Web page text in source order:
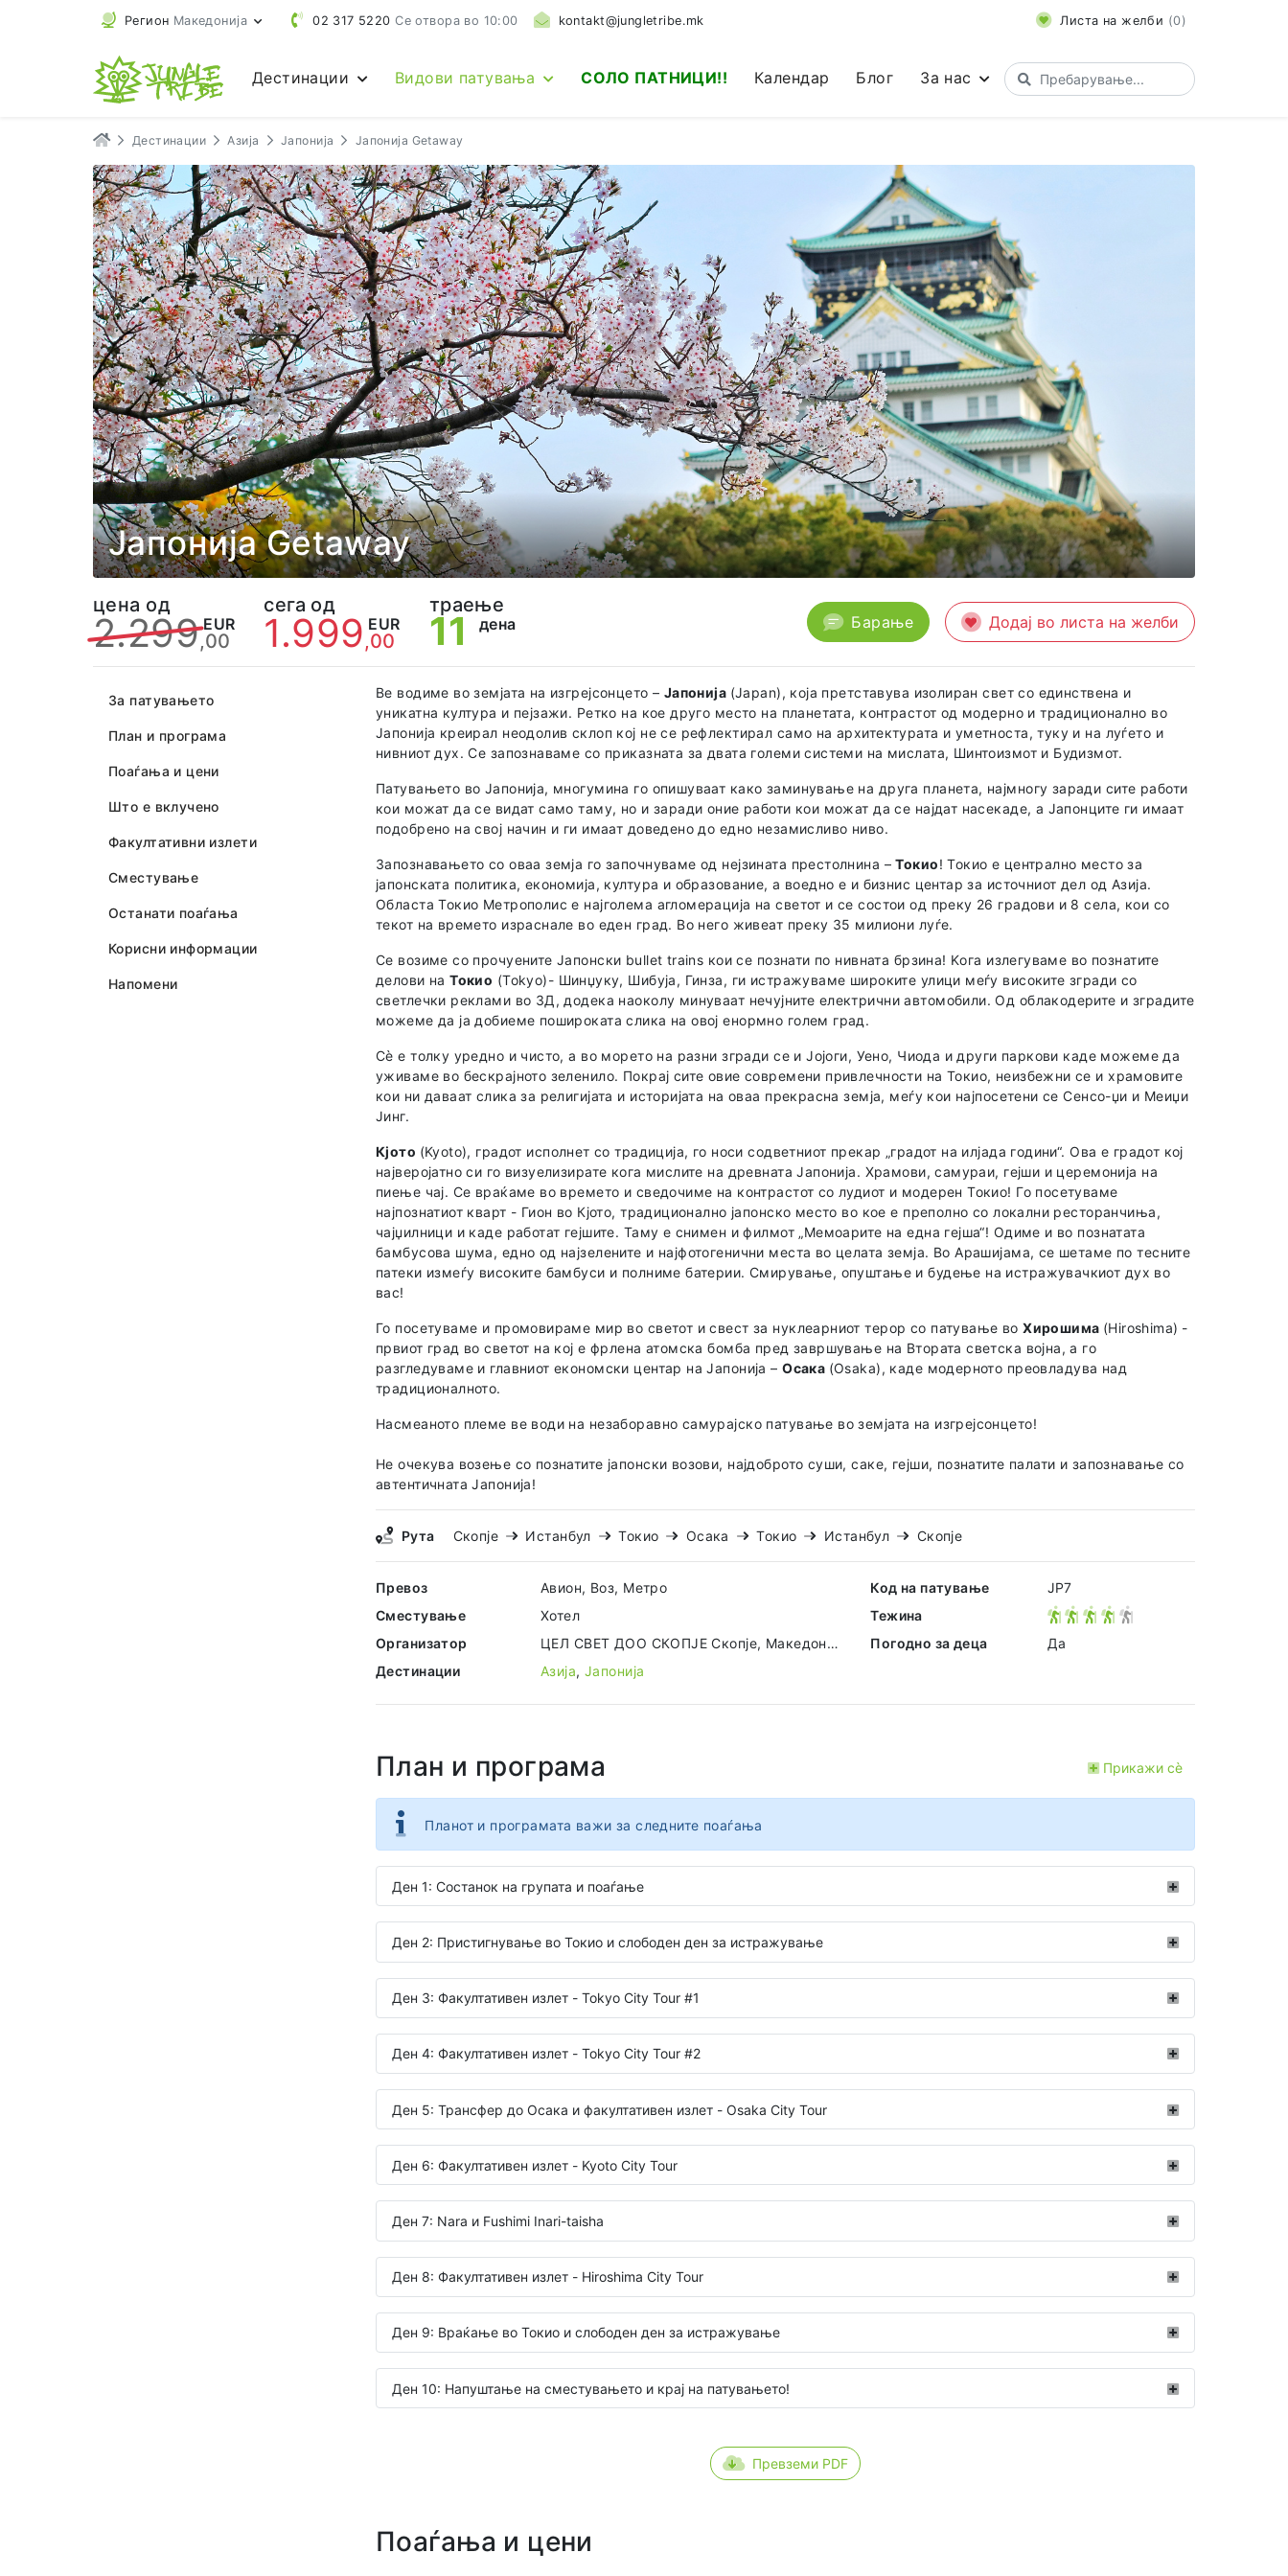
Регион Македонија 02 317 5220 Се отвора во 10:00 kontakt@jungletribe.mk Листа на желби (0)
Дестинации Видови патувања СОЛО ПАТНИЦИ!! Календар Блог За нас
Дестинации Азија Јапонија Јапонија Getaway
Јапонија Getaway
цена од
2.299 EUR
,00
сега од
1.999 EUR
,00
траење
11 дена Барање Додај во листа на желби
За патувањето
План и програма
Поаѓања и цени
Што е вклучено
Факултативни излети
Сместување
Останати поаѓања
Корисни информации
Напомени
Ве водиме во земјата на изгрејсонцето – Јапонија (Japan), која претставува изолиран свет со единствена и
уникатна култура и пејзажи. Ретко на кое друго место на планетата, контрастот од модерно и традиционално во
Јапонија креирал неодолив склоп кој не се рефлектирал само на архитектурата и уметноста, туку и на луѓето и
нивниот дух. Се запознаваме со приказната за двата големи системи на мислата, Шинтоизмот и Будизмот.
Патувањето во Јапонија, многумина го опишуваат како заминување на друга планета, најмногу заради сите работи
кои можат да се видат само таму, но и заради оние работи кои можат да се најдат насекаде, а Јапонците ги имаат
подобрено на свој начин и ги имаат доведено до едно незамисливо ниво.
Запознавањето со оваа земја го започнуваме од нејзината престолнина –Токио! Токио е централно место за
јапонската политика, економија, култура и образование, а воедно е и бизнис центар за источниот дел од Азија.
Областа Токио Метрополис е најголема агломерација на светот и се состои од преку 26 градови и 8 села, кои со
текот на времето израснале во еден град. Во него живеат преку 35 милиони луѓе.
Се возиме со прочуените Јапонски bullet trains кои се познати по нивната брзина! Kога излегуваме во познатите
делови наТокио (Tokyo)- Шинџуку, Шибуја, Гинза, ги истражуваме широките улици меѓу високите згради со
светлечки реклами во 3Д, додека наоколу минуваат нечујните електрични автомобили. Од облакодерите и зградите
можеме да ја добиеме пошироката слика на овој енормно голем град.
Сè е толку уредно и чисто, а во морето на разни згради се и Јојоги, Уено, Чиода и други паркови каде можеме да
уживаме во бескрајното зеленило. Покрај сите овие современи привлечности на Токио, неизбежни се и храмовите
кои ни даваат слика за религијата и историјата на оваа прекрасна земја, меѓу кои најпосетени се Сенсо-џи и Меиџи
Јинг.
Кјото (Kyoto), градот исполнет со традиција, го носи содветниот прекар „градот на илјада години“. Ова е градот кој
најверојатно си го визуелизирате кога мислите на древната Јапонија. Храмови, самураи, гејши и церемонија на
пиење чај. Се враќаме во времето и сведочиме на контрастот со лудиот и модерен Токио! Го посетуваме
најпознатиот кварт - Гион во Кјото, традиционално јапонско место во кое е преполно со локални ресторанчиња,
чајџилници и каде работат гејшите. Таму е снимен и филмот „Мемоарите на една гејша“! Одиме и во познатата
бамбусова шума, едно од најзелените и најфотогенични места во целата земја. Во Арашијама, се шетаме по тесните
патеки измеѓу високите бамбуси и полниме батерии. Смирување, опуштање и будење на истражувачкиот дух во
вас!
Го посетуваме и промовираме мир во светот и свест за нуклеарниот терор со патување воХирошима (Hiroshima) -
првиот град во светот на кој е фрлена атомска бомба пред завршување на Втората светска војна, а го
разгледуваме и главниот економски центар на Јапонија –Осака (Osaka), каде модерното преовладува над
традиционалното.
Насмеаното племе ве води на незаборавно самурајско патување во земјата на изгрејсонцето!
Не очекува возење со познатите јапонски возови, најдоброто суши, саке, гејши, познатите палати и запознавање со
автентичната Јапонија!
Рута Скопје Истанбул Токио Осака Токио Истанбул Скопје
Превоз
Авион, Воз, Метро
Сместување
Хотел
Организатор
ЦЕЛ СВЕТ ДОО СКОПЈЕ Скопје, Македонија
Дестинации
Азија,Јапонија
Код на патување
JP7
Тежина
Погодно за деца
Да
План и програма Прикажи сѐ
Планот и програмата важи за следните поаѓања
Ден 1: Состанок на групата и поаѓање
Ден 2: Пристигнување во Токио и слободен ден за истражување
Ден 3: Факултативен излет - Tokyo City Tour #1
Ден 4: Факултативен излет - Tokyo City Tour #2
Ден 5: Трансфер до Осака и факултативен излет - Osaka City Tour
Ден 6: Факултативен излет - Kyoto City Tour
Ден 7: Nara и Fushimi Inari-taisha
Ден 8: Факултативен излет - Hiroshima City Tour
Ден 9: Враќање во Токио и слободен ден за истражување
Ден 10: Напуштање на сместувањето и крај на патувањето!
Превземи PDF
Поаѓања и цени